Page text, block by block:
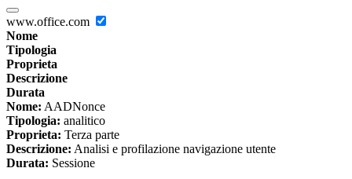
www.office.com
Nome
Tipologia
Proprieta
Descrizione
Durata
Nome: AADNonce
Tipologia: analitico
Proprieta: Terza parte
Descrizione: Analisi e profilazione navigazione utente
Durata: Sessione